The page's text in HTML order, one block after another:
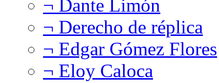
¬ Dante Limón
¬ Derecho de réplica
¬ Edgar Gómez Flores
¬ Eloy Caloca